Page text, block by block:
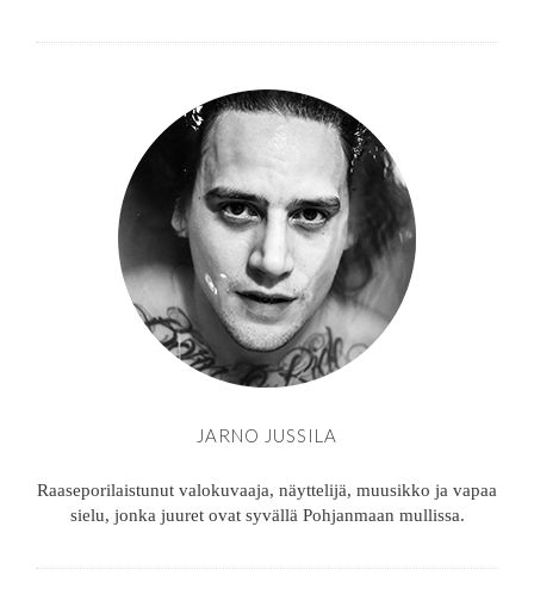
JARNO JUSSILA
Raaseporilaistunut valokuvaaja, näyttelijä, muusikko ja vapaa
sielu, jonka juuret ovat syvällä Pohjanmaan mullissa.